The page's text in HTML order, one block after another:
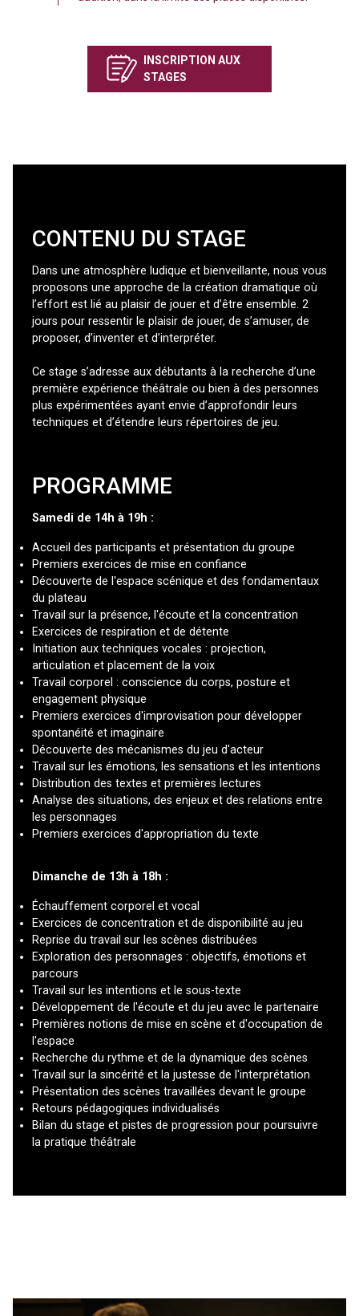
INSCRIPTION AUX
STAGES
CONTENU DU STAGE
Dans une atmosphère ludique et bienveillante, nous vous
proposons une approche de la création dramatique où
l’effort est lié au plaisir de jouer et d’être ensemble. 2
jours pour ressentir le plaisir de jouer, de s’amuser, de
proposer, d’inventer et d’interpréter.
Ce stage s’adresse aux débutants à la recherche d’une
première expérience théâtrale ou bien à des personnes
plus expérimentées ayant envie d’approfondir leurs
techniques et d’étendre leurs répertoires de jeu.
PROGRAMME
Samedi de 14h à 19h :
Accueil des participants et présentation du groupe
Premiers exercices de mise en confiance
Découverte de l'espace scénique et des fondamentaux
du plateau
Travail sur la présence, l'écoute et la concentration
Exercices de respiration et de détente
Initiation aux techniques vocales : projection,
articulation et placement de la voix
Travail corporel : conscience du corps, posture et
engagement physique
Premiers exercices d'improvisation pour développer
spontanéité et imaginaire
Découverte des mécanismes du jeu d'acteur
Travail sur les émotions, les sensations et les intentions
Distribution des textes et premières lectures
Analyse des situations, des enjeux et des relations entre
les personnages
Premiers exercices d'appropriation du texte
Dimanche de 13h à 18h :
Échauffement corporel et vocal
Exercices de concentration et de disponibilité au jeu
Reprise du travail sur les scènes distribuées
Exploration des personnages : objectifs, émotions et
parcours
Travail sur les intentions et le sous-texte
Développement de l'écoute et du jeu avec le partenaire
Premières notions de mise en scène et d'occupation de
l'espace
Recherche du rythme et de la dynamique des scènes
Travail sur la sincérité et la justesse de l'interprétation
Présentation des scènes travaillées devant le groupe
Retours pédagogiques individualisés
Bilan du stage et pistes de progression pour poursuivre
la pratique théâtrale